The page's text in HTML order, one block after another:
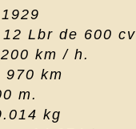
Lbr de 600 cv
km / h.
970 km
m.
kg